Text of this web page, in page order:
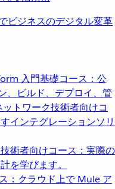
ビジネスのデジタル変革
入門基礎コース：公
、ビルド、デプロイ、管
トワーク技術者向けコ
インテグレーションソリ
技術者向けコース：実際の
を学びます。
：クラウド上で Mule ア